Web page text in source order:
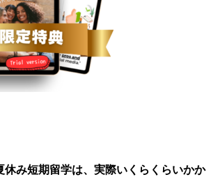
休み短期留学は、実際いくらくらいかか